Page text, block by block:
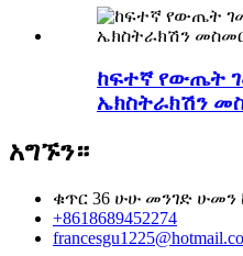
ከፍተኛ የውጤት
ኤክስትራክሽን
አግኙን።
ቁጥር 36 ሁሁ መንገድ ሁመን
+8618689452274